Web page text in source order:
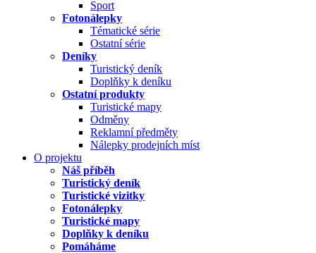
Sport
Fotonálepky
Tématické série
Ostatní série
Deníky
Turistický deník
Doplňky k deníku
Ostatní produkty
Turistické mapy
Odměny
Reklamní předměty
Nálepky prodejních míst
O projektu
Náš příběh
Turistický deník
Turistické vizitky
Fotonálepky
Turistické mapy
Doplňky k deníku
Pomáháme